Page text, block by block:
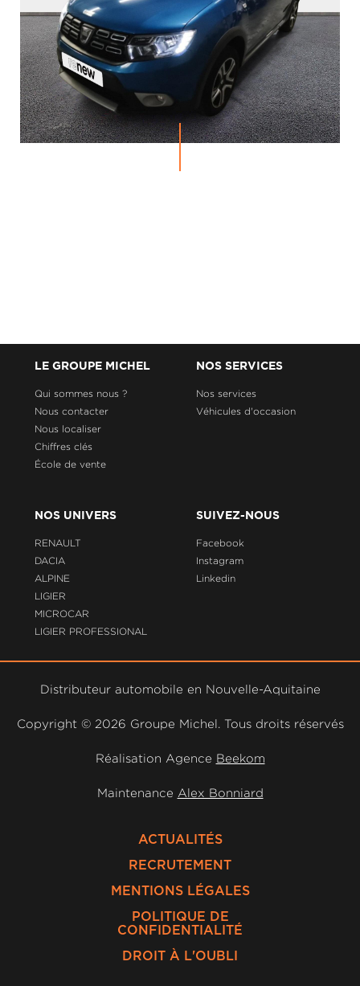
LE GROUPE MICHEL
Qui sommes nous ?
Nous contacter
Nous localiser
Chiffres clés
École de vente
NOS SERVICES
Nos services
Véhicules d'occasion
NOS UNIVERS
RENAULT
DACIA
ALPINE
LIGIER
MICROCAR
LIGIER PROFESSIONAL
SUIVEZ-NOUS
Facebook
Instagram
Linkedin
Distributeur automobile en Nouvelle-Aquitaine
Copyright © 2026 Groupe Michel. Tous droits réservés
Réalisation Agence Beekom
Maintenance Alex Bonniard
ACTUALITÉS
RECRUTEMENT
MENTIONS LÉGALES
POLITIQUE DE
CONFIDENTIALITÉ
DROIT À L'OUBLI